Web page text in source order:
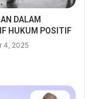
DALAM
HUKUM POSITIF
4, 2025